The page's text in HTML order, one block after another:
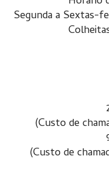
Segunda a Sextas-
(Custo de
(Custo de